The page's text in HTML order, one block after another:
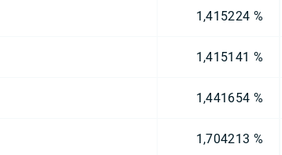
1,415224 %
1,415141 %
1,441654 %
1,704213 %